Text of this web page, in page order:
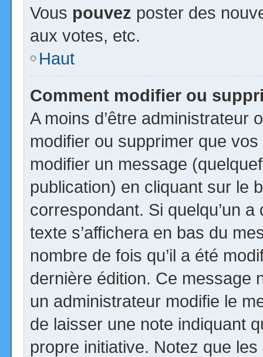
Vous pouvez poster des
aux votes, etc.
Haut
Comment modifier ou
A moins d’être administrateur
modifier ou supprimer que
modifier un message
publication) en cliquant sur le
correspondant. Si quelqu’un
texte s’affichera en bas du
nombre de fois qu’il a été
dernière édition. Ce message
un administrateur modifie le
de laisser une note indiquant
propre initiative. Notez que